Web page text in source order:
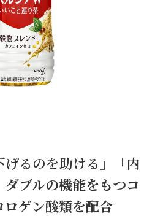
げるのを助ける」「内
ダブルの機能をもつコ
ゲン酸類を配合